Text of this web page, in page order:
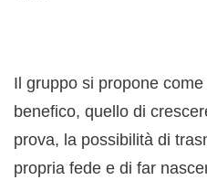
Il gruppo si propone
benefico, quello di
prova, la possibilità di
propria fede e di far